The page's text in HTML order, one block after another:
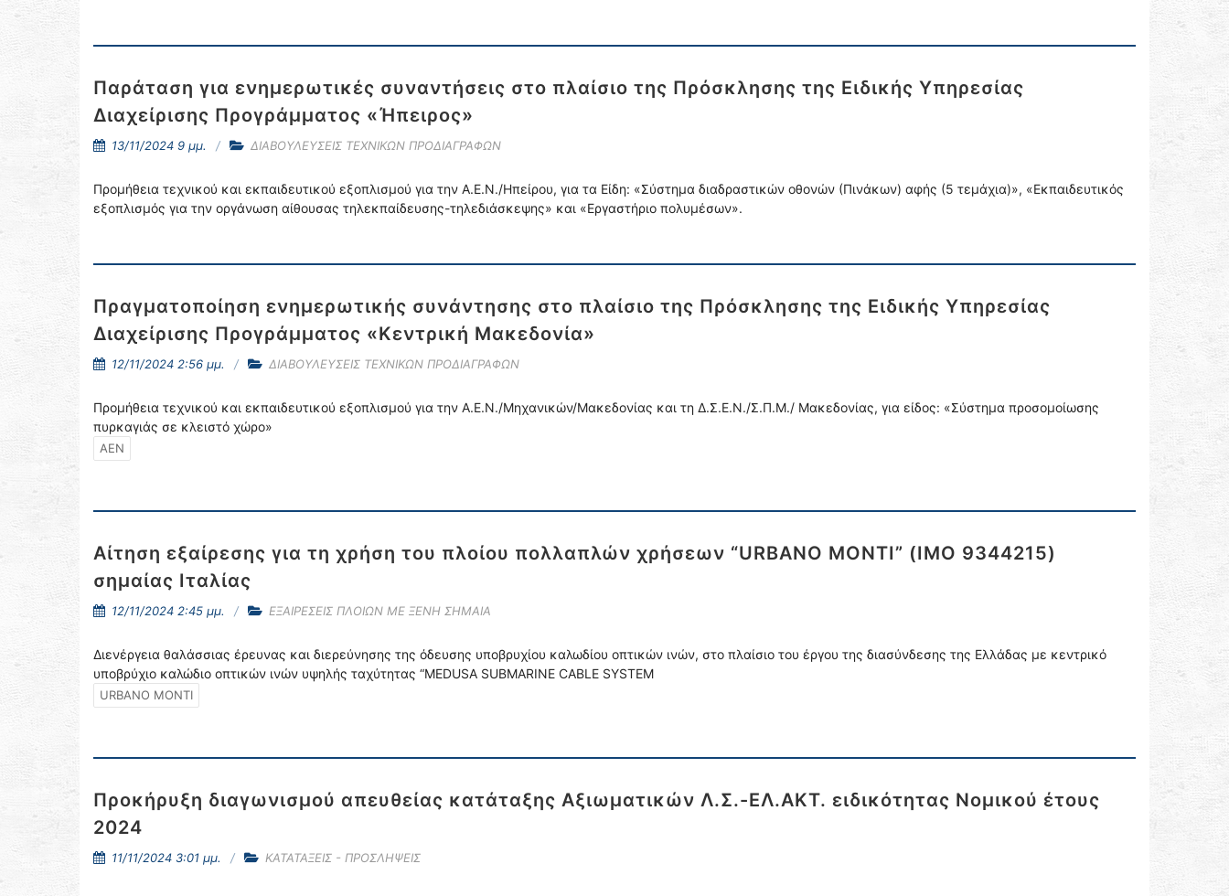
Παράταση για ενημερωτικές συναντήσεις στο πλαίσιο της Πρόσκλησης της Ειδικής Υπηρεσίας
Διαχείρισης Προγράμματος «Ήπειρος»
13/11/2024 9 μμ. ΔΙΑΒΟΥΛΕΥΣΕΙΣ ΤΕΧΝΙΚΩΝ ΠΡΟΔΙΑΓΡΑΦΩΝ
Προμήθεια τεχνικού και εκπαιδευτικού εξοπλισμού για την Α.Ε.Ν./Ηπείρου, για τα Είδη: «Σύστημα διαδραστικών οθονών (Πινάκων) αφής (5 τεμάχια)», «Εκπαιδευτικός
εξοπλισμός για την οργάνωση αίθουσας τηλεκπαίδευσης-τηλεδιάσκεψης» και «Εργαστήριο πολυμέσων».
Πραγματοποίηση ενημερωτικής συνάντησης στο πλαίσιο της Πρόσκλησης της Ειδικής Υπηρεσίας
Διαχείρισης Προγράμματος «Κεντρική Μακεδονία»
12/11/2024 2:56 μμ. ΔΙΑΒΟΥΛΕΥΣΕΙΣ ΤΕΧΝΙΚΩΝ ΠΡΟΔΙΑΓΡΑΦΩΝ
Προμήθεια τεχνικού και εκπαιδευτικού εξοπλισμού για την Α.Ε.Ν./Μηχανικών/Μακεδονίας και τη Δ.Σ.Ε.Ν./Σ.Π.Μ./ Μακεδονίας, για είδος: «Σύστημα προσομοίωσης
πυρκαγιάς σε κλειστό χώρο»
ΑΕΝ
Αίτηση εξαίρεσης για τη χρήση του πλοίου πολλαπλών χρήσεων “URBANO MONTI” (IMO 9344215)
σημαίας Ιταλίας
12/11/2024 2:45 μμ. ΕΞΑΙΡΕΣΕΙΣ ΠΛΟΙΩΝ ΜΕ ΞΕΝΗ ΣΗΜΑΙΑ
Διενέργεια θαλάσσιας έρευνας και διερεύνησης της όδευσης υποβρυχίου καλωδίου οπτικών ινών, στο πλαίσιο του έργου της διασύνδεσης της Ελλάδας με κεντρικό
υποβρύχιο καλώδιο οπτικών ινών υψηλής ταχύτητας “MEDUSA SUBMARINE CABLE SYSTEM
URBANO MONTI
Προκήρυξη διαγωνισμού απευθείας κατάταξης Αξιωματικών Λ.Σ.-ΕΛ.ΑΚΤ. ειδικότητας Νομικού έτους
2024
11/11/2024 3:01 μμ. ΚΑΤΑΤΑΞΕΙΣ - ΠΡΟΣΛΗΨΕΙΣ